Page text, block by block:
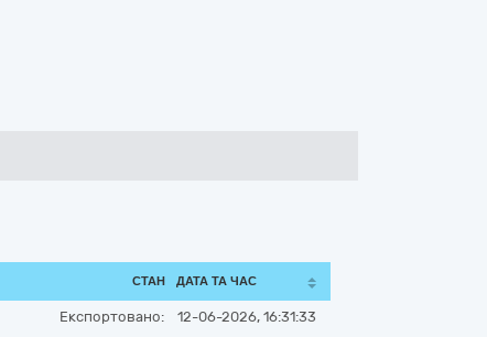
СТАН ДАТА ТА ЧАС
Експортовано: 12-06-2026, 16:31:33